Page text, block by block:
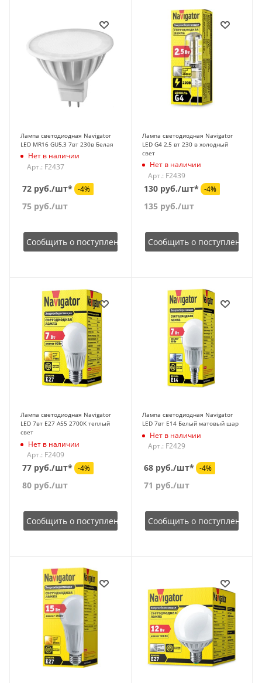
Лампа светодиодная Navigator
LED MR16 GU5,3 7вт 230в Белая
Нет в наличии
Арт.: F2437
72 руб./шт* -4%
75 руб./шт
Сообщить о поступлении
Лампа светодиодная Navigator
LED G4 2,5 вт 230 в холодный
свет
Нет в наличии
Арт.: F2439
130 руб./шт* -4%
135руб./шт
Сообщить о поступлении
Лампа светодиодная Navigator
LED 7вт E27 A55 2700К теплый
свет
Нет в наличии
Арт.: F2409
77 руб./шт* -4%
80 руб./шт
Сообщить о поступлении
Лампа светодиодная Navigator
LED 7вт E14 Белый матовый шар
Нет в наличии
Арт.: F2429
68 руб./шт* -4%
71 руб./шт
Сообщить о поступлении